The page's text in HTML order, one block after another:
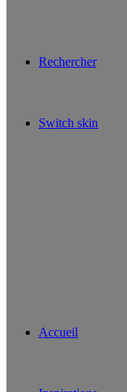
Rechercher
Switch skin
Accueil